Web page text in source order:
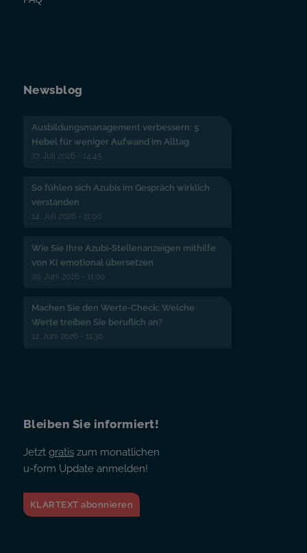
Newsblog
Ausbildungsmanagement verbessern: 5
Hebel für weniger Aufwand im Alltag
27. Juli 2026 - 14:45
So fühlen sich Azubis im Gespräch wirklich
verstanden
14. Juli 2026 - 11:00
Wie Sie Ihre Azubi-Stellenanzeigen mithilfe
von KI emotional übersetzen
29. Juni 2026 - 11:00
Machen Sie den Werte-Check: Welche
Werte treiben Sie beruflich an?
12. Juni 2026 - 11:30
Bleiben Sie informiert!
Jetzt gratiszum monatlichen
u-form Update anmelden!
KLARTEXT abonnieren